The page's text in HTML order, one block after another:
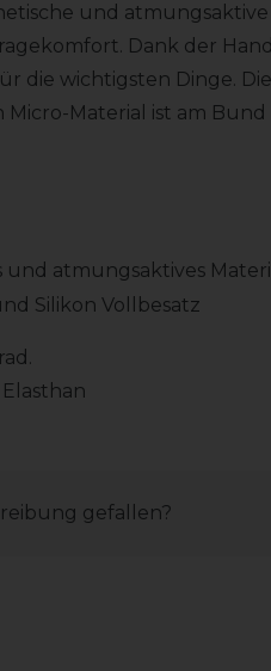
und
Dank der
die wichtigsten Dinge.
Material ist am
und atmungsaktives
Silikon Vollbesatz
Elasthan
gefallen?